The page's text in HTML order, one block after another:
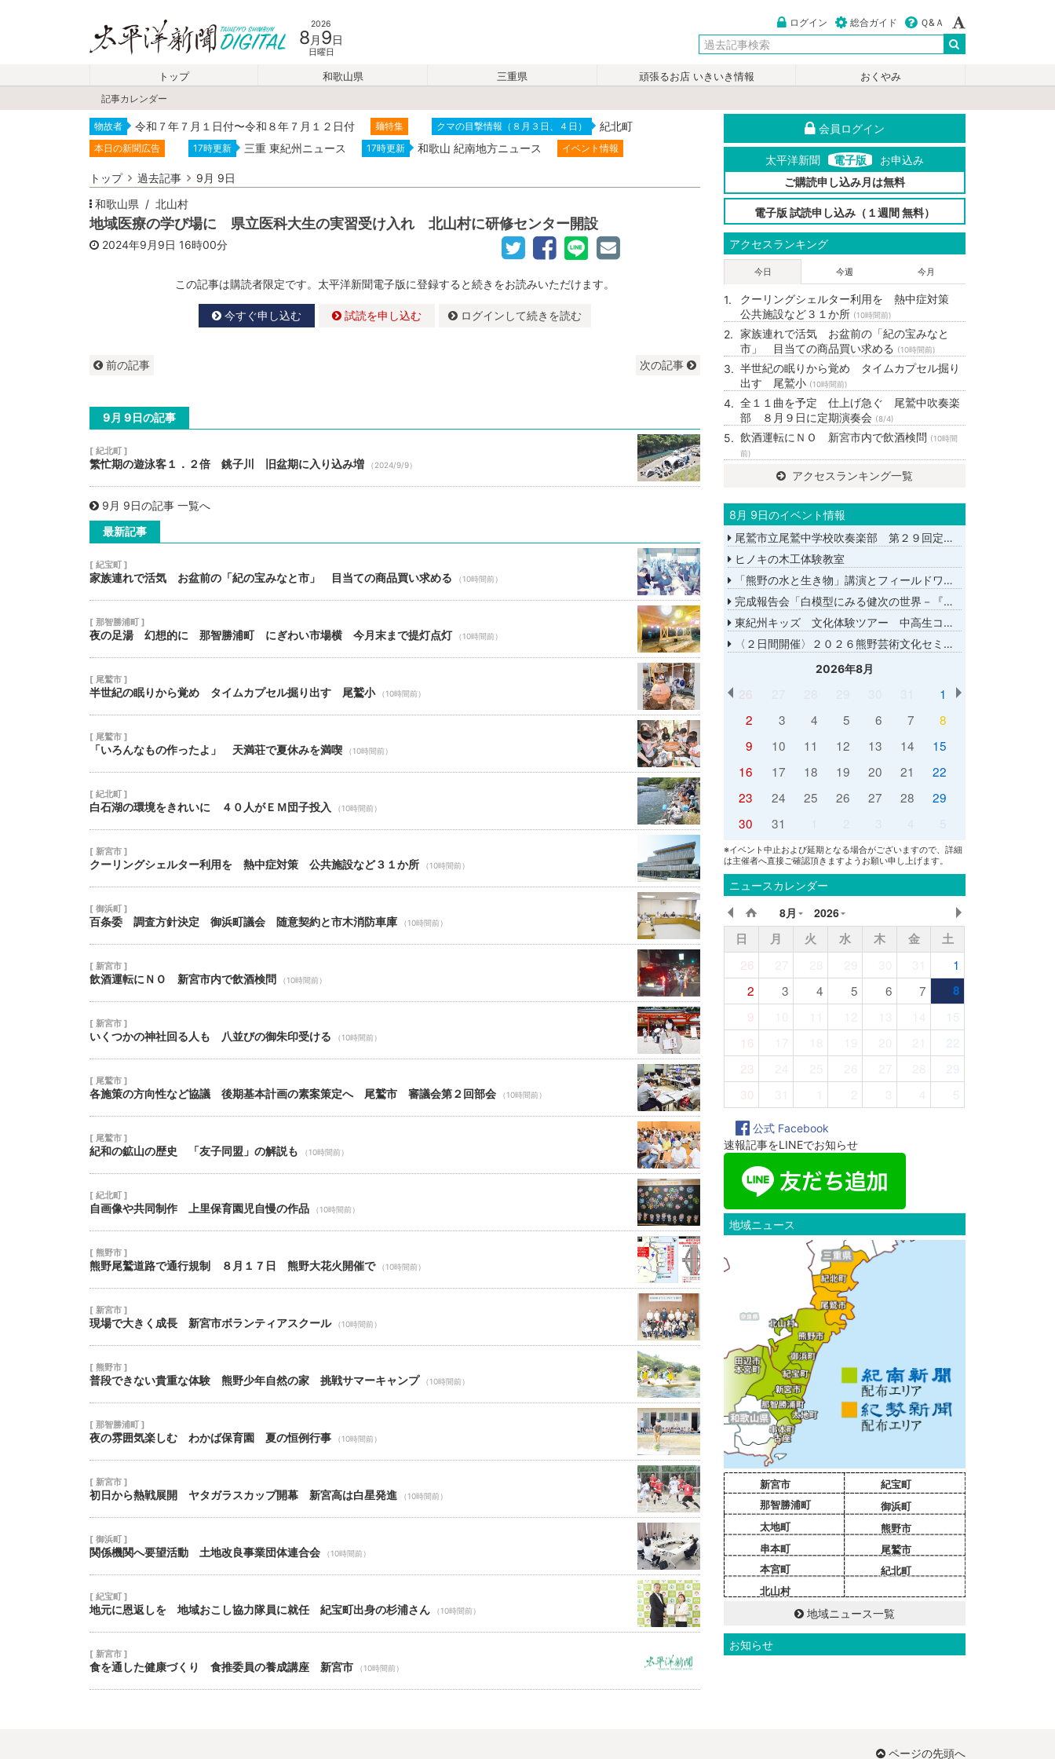
2026
8 月 9日
日曜日
ログイン 総合ガイド Ｑ&Ａ
トップ 和歌山県 三重県 頑張るお店 いきいき情報
おくやみ
記事カレンダー
物故者 令和７年７月１日付〜令和８年７月１２日付 麺特集 クマの目撃情報（８月３日、４日） 紀北町
本日の新聞広告 17時更新 三重 東紀州ニュース 17時更新 和歌山 紀南地方ニュース イベント情報
トップ 過去記事
9月 9日
和歌山県
北山村
地域医療の学び場に 県立医科大生の実習受け入れ 北山村に研修センター開設
2024年9月9日 16時00分
この記事は購読者限定です。太平洋新聞電子版に登録すると続きをお読みいただけます。
今すぐ申し込む 試読を申し込む ログインして続きを読む
前の記事 次の記事
9月 9日の記事
[ 紀北町 ]
繁忙期の遊泳客１．２倍 銚子川 旧盆期に入り込み増 （2024/9/9）
9月 9日の記事 一覧へ
最新記事
[ 紀宝町 ]
家族連れで活気 お盆前の「紀の宝みなと市」 目当ての商品買い求める （10時間前）
[ 那智勝浦町 ]
夜の足湯 幻想的に 那智勝浦町 にぎわい市場横 今月末まで提灯点灯 （10時間前）
[ 尾鷲市 ]
半世紀の眠りから覚め タイムカプセル掘り出す 尾鷲小 （10時間前）
[ 尾鷲市 ]
「いろんなもの作ったよ」 天満荘で夏休みを満喫 （10時間前）
[ 紀北町 ]
白石湖の環境をきれいに ４０人がＥＭ団子投入 （10時間前）
[ 新宮市 ]
クーリングシェルター利用を 熱中症対策 公共施設など３１か所 （10時間前）
[ 御浜町 ]
百条委 調査方針決定 御浜町議会 随意契約と市木消防車庫 （10時間前）
[ 新宮市 ]
飲酒運転にＮＯ 新宮市内で飲酒検問 （10時間前）
[ 新宮市 ]
いくつかの神社回る人も 八並びの御朱印受ける （10時間前）
[ 尾鷲市 ]
各施策の方向性など協議 後期基本計画の素案策定へ 尾鷲市 審議会第２回部会 （10時間前）
[ 尾鷲市 ]
紀和の鉱山の歴史 「友子同盟」の解説も （10時間前）
[ 紀北町 ]
自画像や共同制作 上里保育園児自慢の作品 （10時間前）
[ 熊野市 ]
熊野尾鷲道路で通行規制 ８月１７日 熊野大花火開催で （10時間前）
[ 新宮市 ]
現場で大きく成長 新宮市ボランティアスクール （10時間前）
[ 熊野市 ]
普段できない貴重な体験 熊野少年自然の家 挑戦サマーキャンプ （10時間前）
[ 那智勝浦町 ]
夜の雰囲気楽しむ わかば保育園 夏の恒例行事 （10時間前）
[ 新宮市 ]
初日から熱戦展開 ヤタガラスカップ開幕 新宮高は白星発進 （10時間前）
[ 御浜町 ]
関係機関へ要望活動 土地改良事業団体連合会 （10時間前）
[ 紀宝町 ]
地元に恩返しを 地域おこし協力隊員に就任 紀宝町出身の杉浦さん （10時間前）
[ 新宮市 ]
食を通した健康づくり 食推委員の養成講座 新宮市 （10時間前）
会員ログイン
太平洋新聞 電子版
お申込み
ご購読申し込み月は無料
電子版 試読申し込み（１週間 無料）
アクセスランキング
今日 今週 今月
クーリングシェルター利用を 熱中症対策
公共施設など３１か所 (10時間前)
家族連れで活気 お盆前の「紀の宝みなと
市」 目当ての商品買い求める
(10時間前)
半世紀の眠りから覚め タイムカプセル掘り
出す 尾鷲小 (10時間前)
全１１曲を予定 仕上げ急ぐ 尾鷲中吹奏楽
部 ８月９日に定期演奏会 (8/4)
飲酒運転にＮＯ 新宮市内で飲酒検問 (10時間
前)
アクセスランキング一覧
8月 9日のイベント情報
尾鷲市立尾鷲中学校吹奏楽部 第２９回定期演奏会
ヒノキの木工体験教室
「熊野の水と生き物」講演とフィールドワーク
完成報告会「白模型にみる健次の世界－『千年の愉楽』『奇蹟』より－」
東紀州キッズ 文化体験ツアー 中高生コース
〈２日間開催〉２０２６熊野芸術文化セミナー
2026年8月
26
1
2
3 4 5 6 7
8
9
10 11 12 13 14
15
16
17 18 19 20 21
22
23
24 25 26 27 28
29
30
31 5
※イベント中止および延期となる場合がございますので、詳細
は主催者へ直接ご確認頂きますようお願い申し上げます。
ニュースカレンダー
8月 2026
日 月 火 水 木 金
土
26
1
2
3 4 5 6 7
8
9
15
16
22
23
29
30
5
公式 Facebook
速報記事をLINEでお知らせ
地域ニュース
新宮市
那智勝浦町
太地町
串本町
本宮町
北山村
紀宝町
御浜町
熊野市
尾鷲市
紀北町
地域ニュース一覧
お知らせ
ページの先頭へ